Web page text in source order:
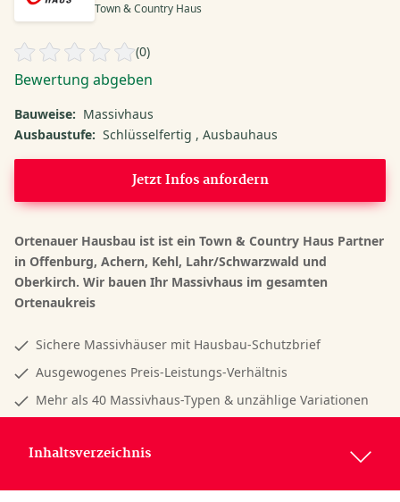
Town & Country Haus
(0)
Bewertung abgeben
Bauweise: Massivhaus
Ausbaustufe: Schlüsselfertig Ausbauhaus
Jetzt Infos anfordern
Ortenauer Hausbau ist ist ein Town & Country Haus Partner
in Offenburg, Achern, Kehl, Lahr/Schwarzwald und
Oberkirch. Wir bauen Ihr Massivhaus im gesamten
Ortenaukreis
Sichere Massivhäuser mit Hausbau-Schutzbrief
Ausgewogenes Preis-Leistungs-Verhältnis
Mehr als 40 Massivhaus-Typen & unzählige Variationen
Inhaltsverzeichnis